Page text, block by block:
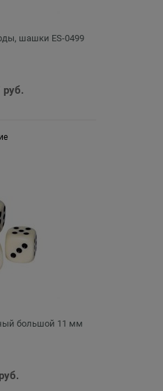
шашки ES-0499
руб.
большой 11 мм
руб.